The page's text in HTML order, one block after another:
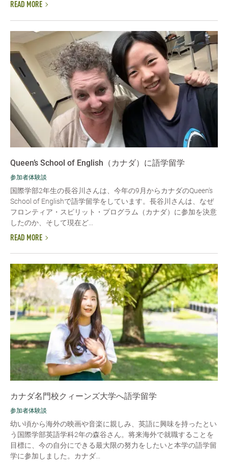
READ MORE
Queen’s School of English（カナダ）に語学留学
参加者体験談
国際学部2年生の長谷川さんは、今年の9月からカナダのQueen's
School of Englishで語学留学をしています。長谷川さんは、なぜ
フロンティア・スピリット・プログラム（カナダ）に参加を決意
したのか、そして現在ど...
READ MORE
カナダ名門校クィーンズ大学へ語学留学
参加者体験談
幼い頃から海外の映画や音楽に親しみ、英語に興味を持ったとい
う国際学部英語学科2年の森谷さん。将来海外で就職することを
目標に、今の自分にできる最大限の努力をしたいと本学の語学留
学に参加しました。カナダ...